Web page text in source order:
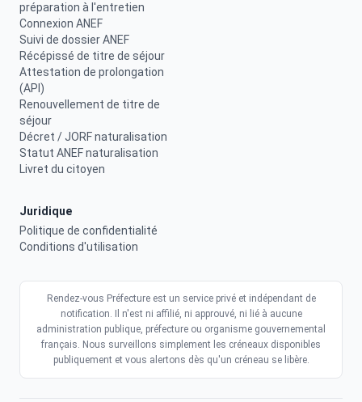
préparation à l'entretien
Connexion ANEF
Suivi de dossier ANEF
Récépissé de titre de séjour
Attestation de prolongation
(API)
Renouvellement de titre de
séjour
Décret / JORF naturalisation
Statut ANEF naturalisation
Livret du citoyen
Juridique
Politique de confidentialité
Conditions d'utilisation
Rendez-vous Préfecture est un service privé et indépendant de
notification. Il n'est ni affilié, ni approuvé, ni lié à aucune
administration publique, préfecture ou organisme gouvernemental
français. Nous surveillons simplement les créneaux disponibles
publiquement et vous alertons dès qu'un créneau se libère.